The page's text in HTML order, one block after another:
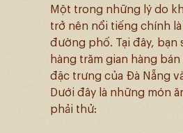
Một trong những lý do
trở nên nổi tiếng chính
đường phố. Tại đây, bạn
hàng trăm gian hàng
đặc trưng của Đà Nẵng
Dưới đây là những món
phải thử: